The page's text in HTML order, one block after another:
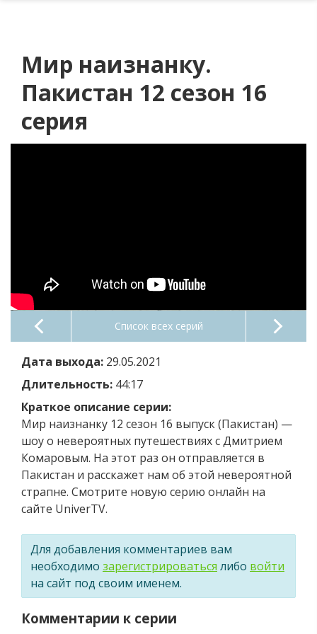
Мир наизнанку.
Пакистан 12 сезон 16
серия
Список всех серий
Дата выхода: 29.05.2021
Длительность: 44:17
Краткое описание серии:
Мир наизнанку 12 сезон 16 выпуск (Пакистан) —
шоу о невероятных путешествиях с Дмитрием
Комаровым. На этот раз он отправляется в
Пакистан и расскажет нам об этой невероятной
страпне. Смотрите новую серию онлайн на
сайте UniverTV.
Для добавления комментариев вам
необходимо зарегистрироваться либо войти
на сайт под своим именем.
Комментарии к серии